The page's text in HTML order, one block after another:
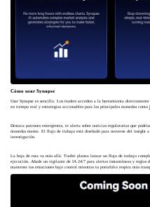
Cómo usar Synapse
Usar Synapse es sencillo. Los traders acceden a la herramienta
en tiempo real y estrategias accionables para las principales monedas como
Destaca patrones emergentes, te alerta sobre noticias regulatorias que
monedas meme. El flujo de trabajo está diseñado para moverse del insight
investigación.
La hoja de ruta va más allá. Toobit planea lanzar un flujo de trabajo
ejecución. Añade un vigilante de IA 24/7 para alertas instantáneas y reglas
mantener tus emociones bajo control mientras tu portafolio respira más